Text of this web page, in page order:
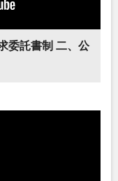
委託書制 二、公